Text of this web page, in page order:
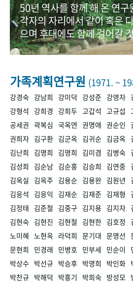
사진 아카이브 문서 기록물 행정
50+1주년 기념
+1
VR 역사관
50년 역사를 함께 해 온 연
각자의 자리에서 같이 혹은
으며 후대에도 함께 걸어갈
가족계획연구원 (1971. ~
강경숙 강남희 강미덕 강성준 강영자
강형석
강희경 강희두 고갑석 고규섭
공세권 곽복심 국옥연 권명애 권순인
권희자 김구환 김군옥 김귀순 김금옥
김난희
김명희 김명희 김미겸 김병숙
김성희
김순남 김순흥 김승희 김연중
김옥실
김옥주 김용순 김용완 김원년
김응석
김응익 김재순 김재준 김재형
김정태 김준철 김중구 김지용 김지자
김현숙 김현진 김현철 김현한 김호정
노미혜 노현옥 라덕희 문기대 문명선
문현희
민경래 민병호 민부세 민순이
박상수 박선규 박승후 박영희 박인화
박찬규 박해덕 박흥기 박희숙 방성모